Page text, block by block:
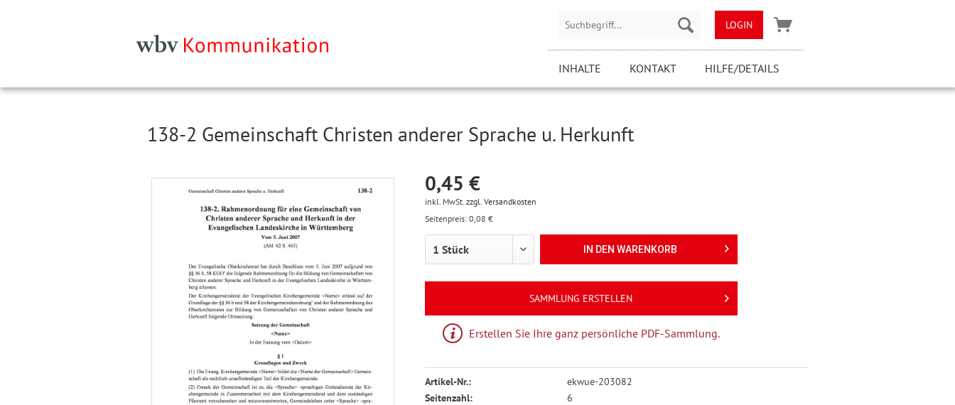
LOGIN
INHALTE KONTAKT HILFE/DETAILS
138-2 Gemeinschaft Christen anderer Sprache u. Herkunft
0,45 €
inkl. MwSt. zzgl. Versandkosten
Seitenpreis: 0,08 €
IN DEN WARENKORB
SAMMLUNG ERSTELLEN
Erstellen Sie Ihre ganz persönliche PDF-Sammlung.
Artikel-Nr.:
ekwue-203082
Seitenzahl:
6